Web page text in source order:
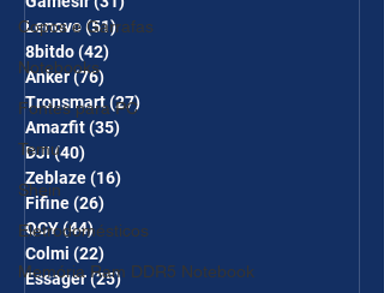
Copos e Garrafas
Notebooks
Fontes para PC
Temu
Shein
Eletrodomésticos
Memória Ram DDR5 Notebook
Lenovo(51)51 posts
8bitdo(42)
Anker(76)
Tronsmart(27)
Amazfit(35)
DJI (40)
Zeblaze(16)
Fifine(26)
QCY(44)44 posts
Colmi (22)
Essager(25)25 posts